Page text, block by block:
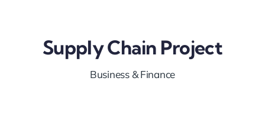
Supply Chain Project
Business & Finance